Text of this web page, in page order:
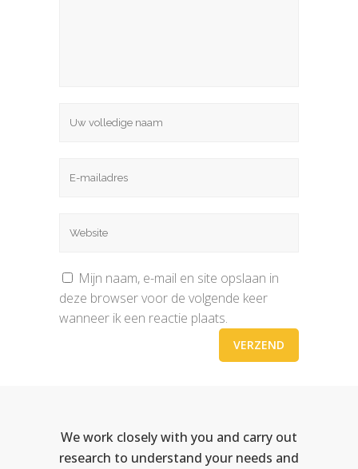
Mijn naam, e-mail en site opslaan in
deze browser voor de volgende keer
wanneer ik een reactie plaats.
We work closely with you and carry out
research to understand your needs and